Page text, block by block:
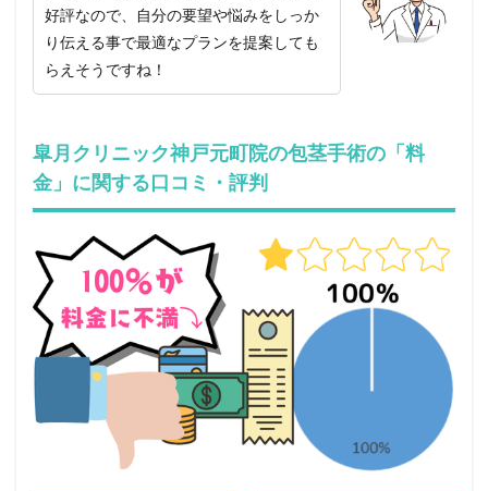
好評なので、自分の要望や悩みをしっか
り伝える事で最適なプランを提案しても
らえそうですね！
皐月クリニック神戸元町院の包茎手術の「料
金」に関する口コミ・評判